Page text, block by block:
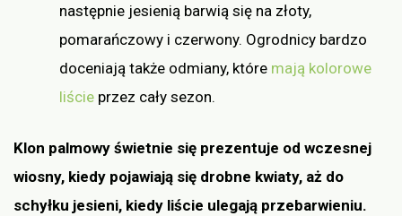
następnie jesienią barwią się na złoty,
pomarańczowy i czerwony. Ogrodnicy bardzo
doceniają także odmiany, które mają kolorowe
liście przez cały sezon.
Klon palmowy świetnie się prezentuje od wczesnej
wiosny, kiedy pojawiają się drobne kwiaty, aż do
schyłku jesieni, kiedy liście ulegają przebarwieniu.